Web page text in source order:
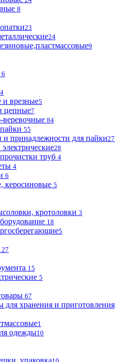
8
23
24
9
6
врезные5
цепные7
веревочные 84
55
принадлежности для пайки27
28
труб 4
4
6
керосиновые 5
кротоловки 3
18
5
27
15
5
67
для хранения и приготовления
1
одежды10
упаковка